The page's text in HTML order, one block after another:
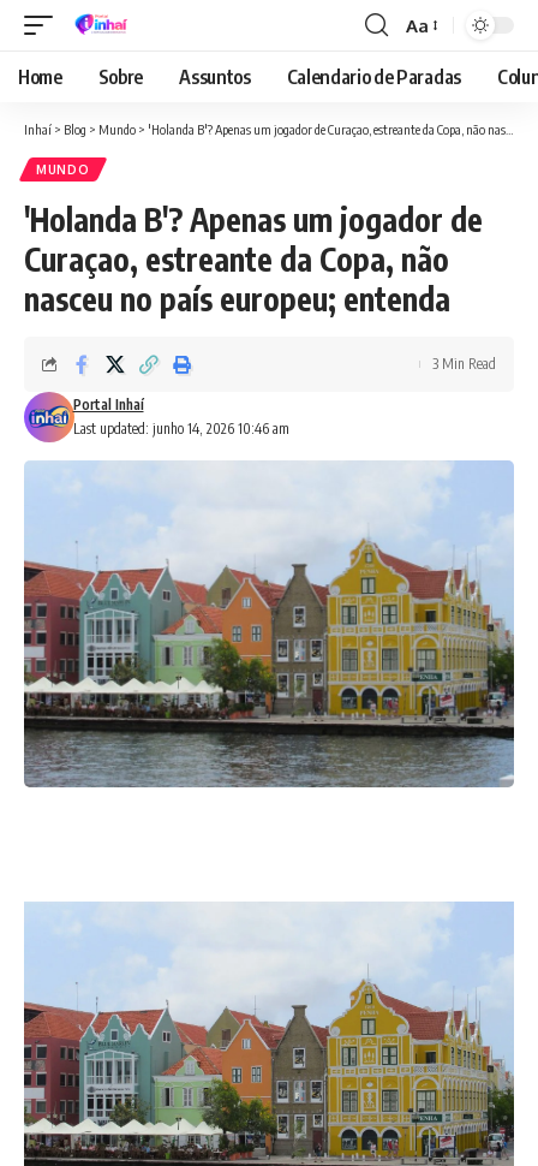
Font
Resizer
Aa
Home Sobre Assuntos Calendario de Paradas
Inhaí > Blog > Mundo > 'Holanda B'? Apenas um jogador de Curaçao, estreante da Copa, não nasceu no país europeu; entenda
MUNDO
'Holanda B'? Apenas um jogador de
Curaçao, estreante da Copa, não
nasceu no país europeu; entenda
Last updated: junho 14, 2026 10:46 am
Portal Inhaí
3 Min Read